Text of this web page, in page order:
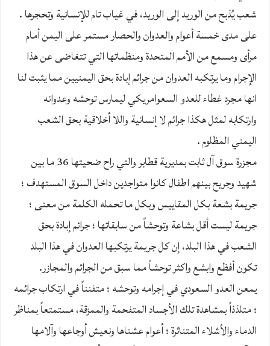
شعب يُذبح من الوريد إلى الوريد، في غياب تام للإنسانية وتحجرها .
على مدى خمسة أعوام والعدوان والحصار مستمر على اليمن أمام
مرأى ومسمع من الأمم المتحدة ومنظماتها التي تتغاضى عن هذا
الإجرام وما يرتكبه العدوان من جرائم إبادة بحق اليمنيين مما يثبت لنا
انها مجرد غطاء للعدو السعوامريكي ليمارس توحشه وعدوانه
وارتكابه لمثل هكذا جرائم لا إنسانية واللا أخلاقية بحق الشعب
اليمني المظلوم .
مجزرة سوق آل ثابت بمديرية قطابر والتي راح ضحيتها 36 ما بين
شهيد وجريح بينهم اطفال كانوا متواجدين داخل السوق المستهدف ؛
جريمة بشعة بكل المقاييس وبكل ما تحمله الكلمة من معنى ؛
جريمة ليست أقل بشاعة وتوحشاً من سابقاتها ؛ جرائم إبادة بحق
الشعب في هذا البلد، إن كل جريمة يرتكبها العدوان في هذا البلد
تكون أفظع وابشع واكثر توحشاً مما سبق من الجرائم والمجازر.
يمعن العدو السعودي في إجرامه وتوحشه ؛ متفنناً في ارتكاب جرائمه
؛ متلذذاً بمشاهدة تلك الأجساد المتفحمة والممزقة، مستمتعاً بمناظر
الدماء والأشلاء المتناثرة ؛ أعوام عشناها ونعيش أوجاعها وآلامها